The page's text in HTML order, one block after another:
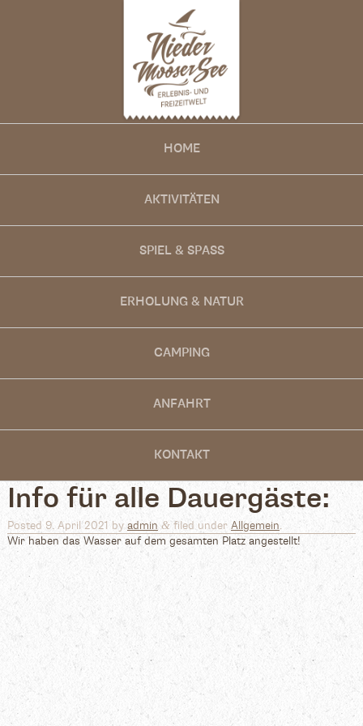
HOME
AKTIVITÄTEN
SPIEL & SPASS
ERHOLUNG & NATUR
CAMPING
ANFAHRT
KONTAKT
Info für alle Dauergäste:
Posted 9. April 2021 by admin &filed under Allgemein
Wir haben das Wasser auf dem gesamten Platz angestellt!